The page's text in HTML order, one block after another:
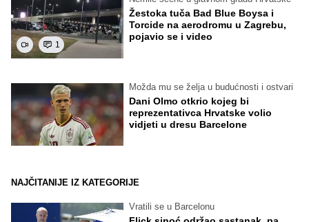
1
Žestoka tuča Bad Blue Boysa i
Torcide na aerodromu u Zagrebu,
pojavio se i video
Možda mu se želja u budućnosti i ostvari
Dani Olmo otkrio kojeg bi
reprezentativca Hrvatske volio
vidjeti u dresu Barcelone
NAJČITANIJE IZ KATEGORIJE
Vratili se u Barcelonu